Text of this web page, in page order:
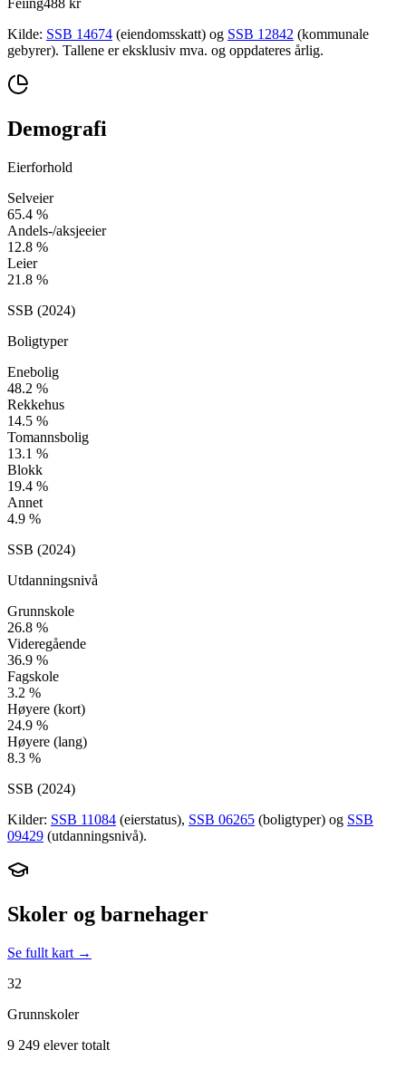
Feiing488 kr
Kilde: SSB 14674 (eiendomsskatt) og SSB 12842 (kommunale
gebyrer). Tallene er eksklusiv mva. og oppdateres årlig.
Demografi
Eierforhold
Selveier
65.4 %
Andels-/aksjeeier
12.8 %
Leier
21.8 %
SSB (2024)
Boligtyper
Enebolig
48.2 %
Rekkehus
14.5 %
Tomannsbolig
13.1 %
Blokk
19.4 %
Annet
4.9 %
SSB (2024)
Utdanningsnivå
Grunnskole
26.8 %
Videregående
36.9 %
Fagskole
3.2 %
Høyere (kort)
24.9 %
Høyere (lang)
8.3 %
SSB (2024)
Kilder: SSB 11084 (eierstatus), SSB 06265 (boligtyper) og SSB
09429 (utdanningsnivå).
Skoler og barnehager
Se fullt kart →
32
Grunnskoler
9 249 elever totalt